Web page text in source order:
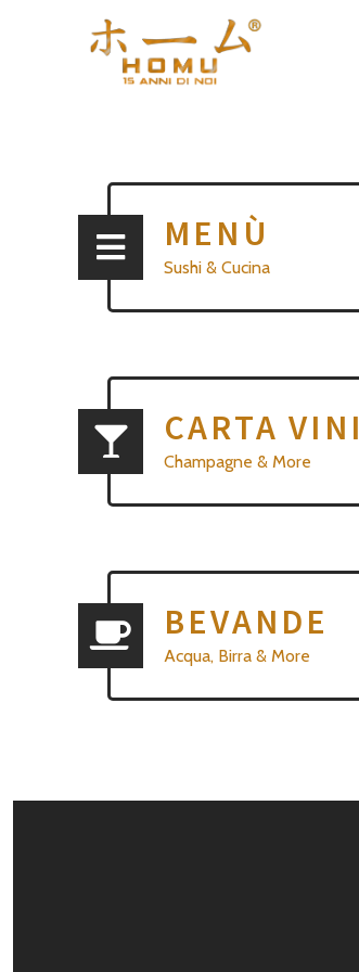
MENÙ
Sushi & Cucina
CARTA VINI
Champagne & More
BEVANDE
Acqua, Birra & More